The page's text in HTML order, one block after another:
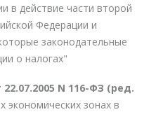
в действие части второй
Федерации и
законодательные
о налогах"
N 116-ФЗ (ред.
экономических зонах в